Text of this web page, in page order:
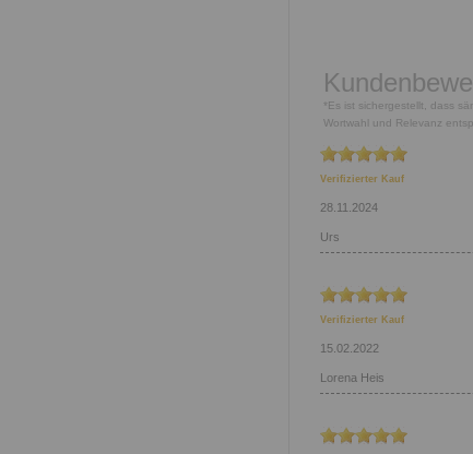
*Es ist sichergestellt, dass
Wortwahl und Relevanz
Verifizierter Kauf
Urs
28.11.2024
Verifizierter Kauf
Lorena Heis
15.02.2022